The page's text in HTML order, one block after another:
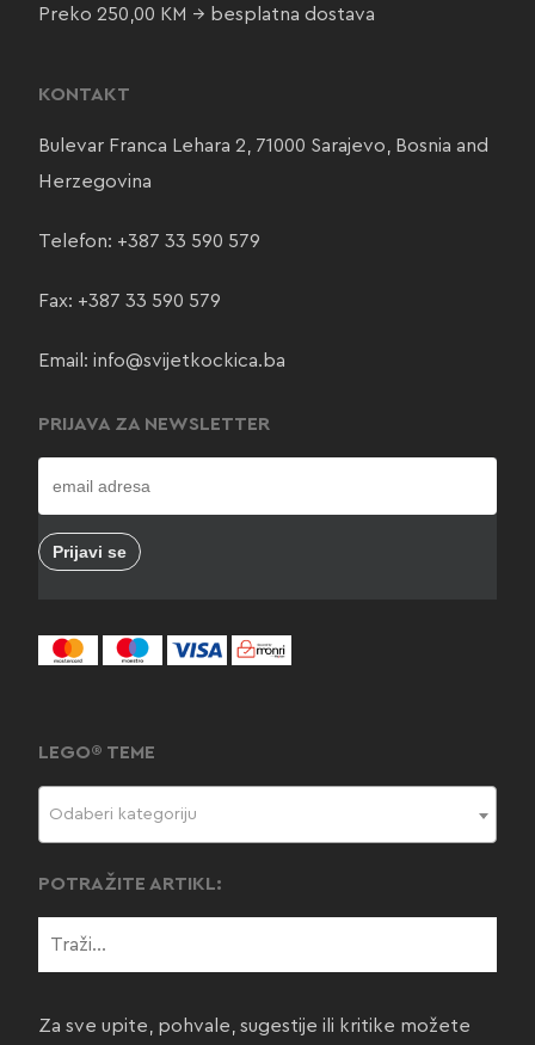
Preko 250,00 KM → besplatna dostava
KONTAKT
Bulevar Franca Lehara 2, 71000 Sarajevo, Bosnia and
Herzegovina
Telefon: +387 33 590 579
Fax: +387 33 590 579
Email: info@svijetkockica.ba
PRIJAVA ZA NEWSLETTER
LEGO® TEME
Odaberi kategoriju
POTRAŽITE ARTIKL:
Za sve upite, pohvale, sugestije ili kritike možete